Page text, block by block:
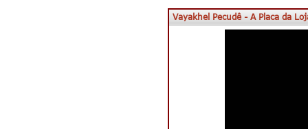
Vayakhel Pecudê - A Placa da